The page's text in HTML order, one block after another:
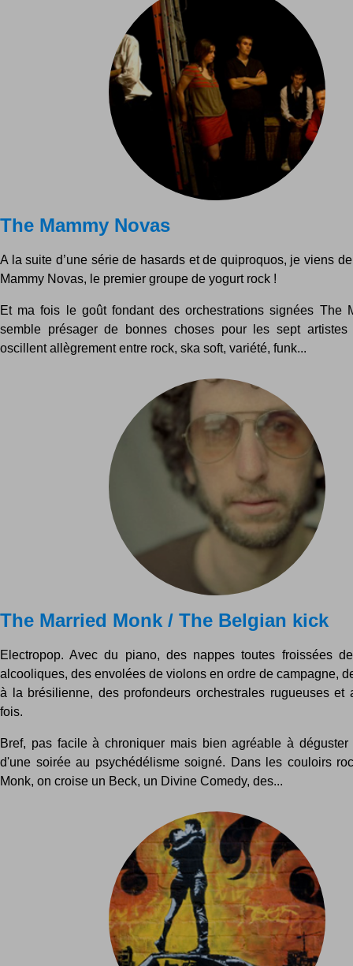
The Mammy Novas
A la suite d’une série de hasards et de quiproquos, je viens
Mammy Novas, le premier groupe de yogurt rock !
Et ma fois le goût fondant des orchestrations signées The
semble présager de bonnes choses pour les sept
oscillent allègrement entre rock, ska soft, variété, funk...
The Married Monk / The Belgian kick
Electropop. Avec du piano, des nappes toutes froissées
alcooliques, des envolées de violons en ordre de campagne,
à la brésilienne, des profondeurs orchestrales rugueuses et
fois.
Bref, pas facile à chroniquer mais bien agréable à
d'une soirée au psychédélisme soigné. Dans les couloirs
Monk, on croise un Beck, un Divine Comedy, des...